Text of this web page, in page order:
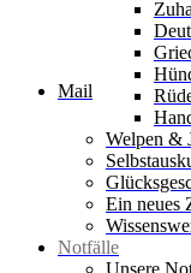
Mail
Welpen &
Ein neues
Notfälle
Unsere